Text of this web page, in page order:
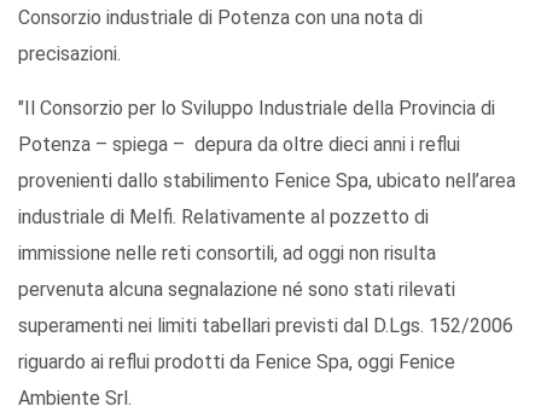
Consorzio industriale di Potenza con una nota di
precisazioni.
"Il Consorzio per lo Sviluppo Industriale della Provincia di
Potenza – spiega – depura da oltre dieci anni i reflui
provenienti dallo stabilimento Fenice Spa, ubicato nell’area
industriale di Melfi. Relativamente al pozzetto di
immissione nelle reti consortili, ad oggi non risulta
pervenuta alcuna segnalazione né sono stati rilevati
superamenti nei limiti tabellari previsti dal D.Lgs. 152/2006
riguardo ai reflui prodotti da Fenice Spa, oggi Fenice
Ambiente Srl.